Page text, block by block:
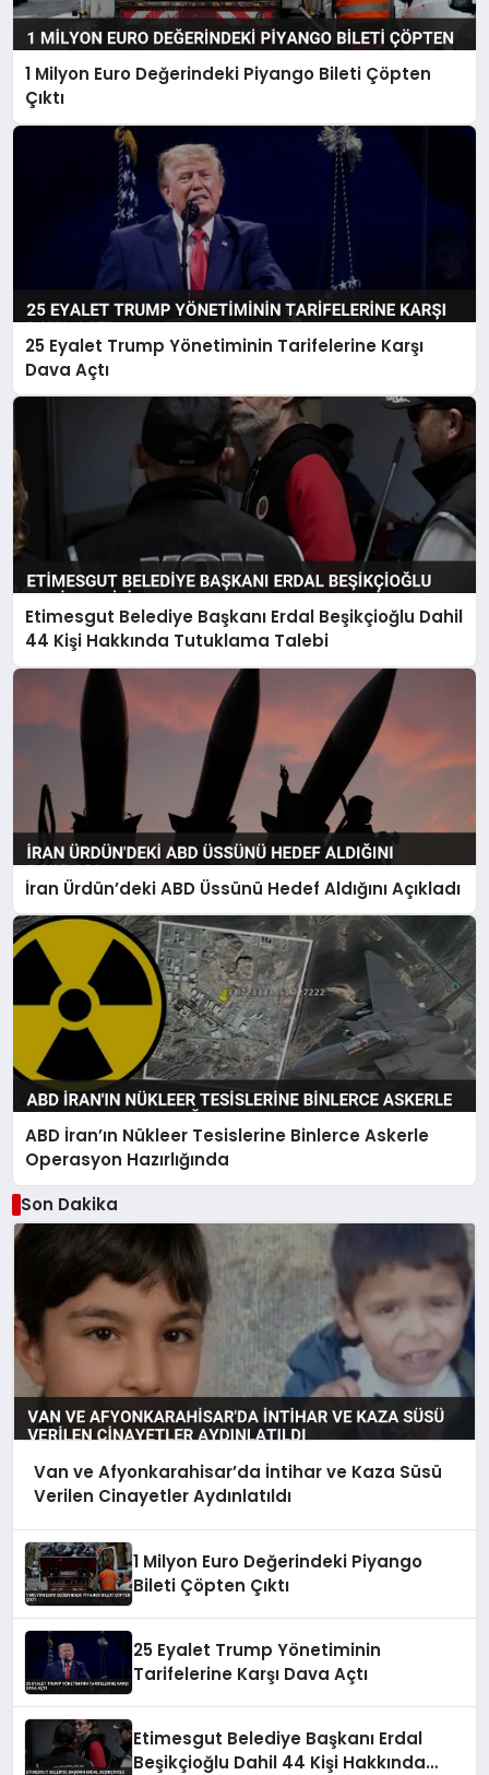
1 Milyon Euro Değerindeki Piyango Bileti Çöpten
Çıktı
25 Eyalet Trump Yönetiminin Tarifelerine Karşı
Dava Açtı
Etimesgut Belediye Başkanı Erdal Beşikçioğlu Dahil
44 Kişi Hakkında Tutuklama Talebi
İran Ürdün’deki ABD Üssünü Hedef Aldığını Açıkladı
ABD İran’ın Nükleer Tesislerine Binlerce Askerle
Operasyon Hazırlığında
Son Dakika
Van ve Afyonkarahisar’da İntihar ve Kaza Süsü
Verilen Cinayetler Aydınlatıldı
1 Milyon Euro Değerindeki Piyango
Bileti Çöpten Çıktı
25 Eyalet Trump Yönetiminin
Tarifelerine Karşı Dava Açtı
Etimesgut Belediye Başkanı Erdal
Beşikçioğlu Dahil 44 Kişi Hakkında